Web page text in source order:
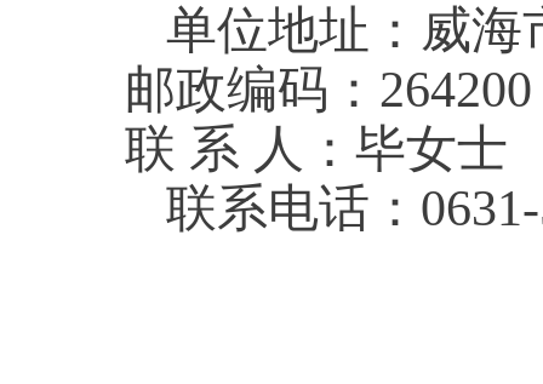
单位地址：威海
邮政编码：264200
联 系 人： 毕女士
联系电话：0631-